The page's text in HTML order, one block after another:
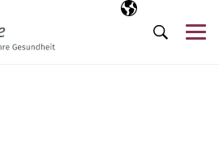
Ausgewählte
DE
Suche